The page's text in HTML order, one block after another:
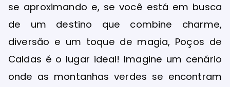
se aproximando e, se você está em busca
de um destino que combine charme,
diversão e um toque de magia, Poços de
Caldas é o lugar ideal! Imagine um cenário
onde as montanhas verdes se encontram